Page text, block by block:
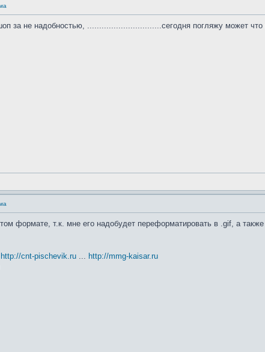
за не надобностью, ...............................сегодня погляжу может
формате, т.к. мне его надобудет переформатировать в .gif, а
http://cnt-pischevik.ru ... http://mmg-kaisar.ru